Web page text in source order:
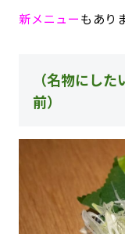
新メニューもあり
（名物にし
前）